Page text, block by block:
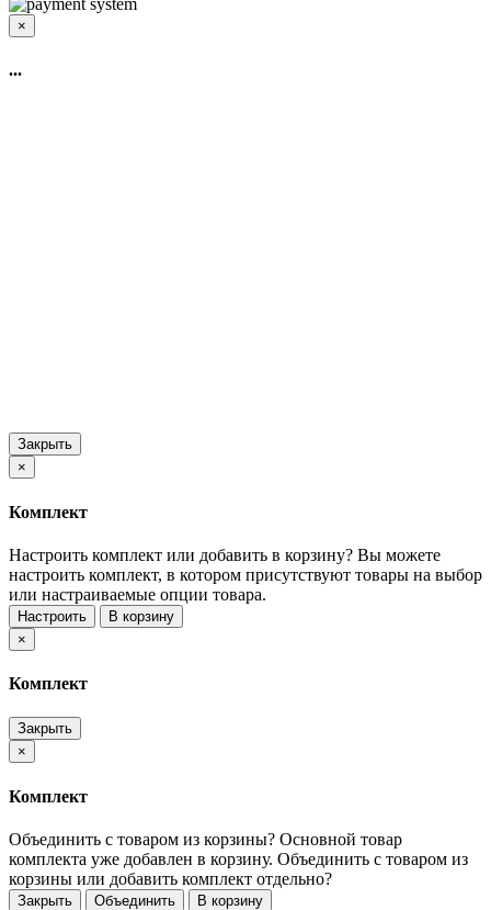
×
...
Закрыть
×
Комплект
Настроить комплект или добавить в корзину? Вы можете
настроить комплект, в котором присутствуют товары на выбор
или настраиваемые опции товара.
Настроить
В корзину
×
Комплект
Закрыть
×
Комплект
Объединить с товаром из корзины? Основной товар
комплекта уже добавлен в корзину. Объединить с товаром из
корзины или добавить комплект отдельно?
Закрыть Объединить
В корзину